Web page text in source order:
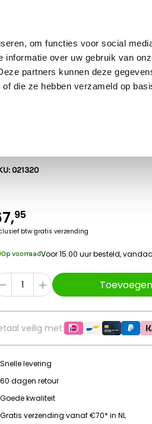
om functies voor social
informatie over uw gebruik van
partners kunnen deze
die ze hebben verzameld op
Britains Kids Globe Jamara
021320
95
btwgratis verzending
Op voorraadVoor 15.00 uur besteld,
veilig met:
Snelle levering
60 dagen retour
Goede kwaliteit
Gratis verzending vanaf €70* in NL